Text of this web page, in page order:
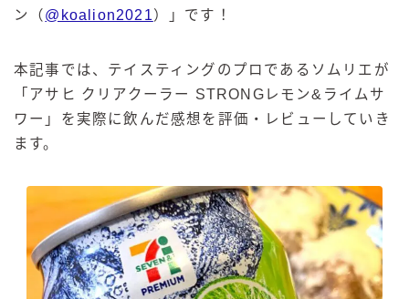
ー196℃ ストロングゼロ
ー196℃ ザ・まるごと
CRAFT－196℃
こだわり酒場
角ハイボール
トリスハイボール
ジムビームハイボール
GREEN1/2（グリーンハーフ）
ン（ @koalion2021）」です！
本記事では、テイスティングのプロであるソムリエが
「アサヒ クリアクーラー STRONGレモン&ライムサ
ワー」を実際に飲んだ感想を評価・レビューしていき
ます。